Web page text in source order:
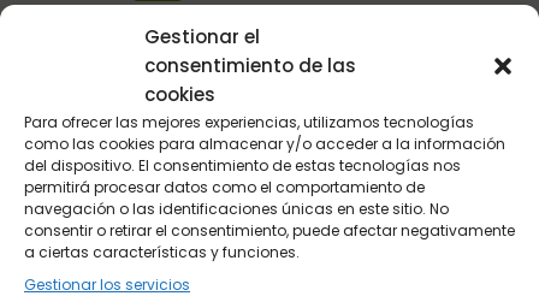
Gestionar el
consentimiento de las
cookies
Para ofrecer las mejores experiencias, utilizamos tecnologías
como las cookies para almacenar y/o acceder a la información
del dispositivo. El consentimiento de estas tecnologías nos
permitirá procesar datos como el comportamiento de
navegación o las identificaciones únicas en este sitio. No
consentir o retirar el consentimiento, puede afectar negativamente
a ciertas características y funciones.
Gestionar los servicios
Telefónica y por email